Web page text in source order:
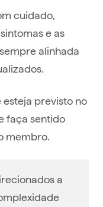
cuidado,
e as
alinhada
esteja previsto no
faça sentido
membro.
a